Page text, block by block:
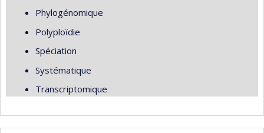
Phylogénomique
Polyploïdie
Spéciation
Systématique
Transcriptomique